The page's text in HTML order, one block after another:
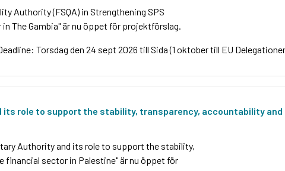
Authority (FSQA) in Strengthening SPS
The Gambia" är nu öppet för projektförslag.
Torsdag den 24 sept 2026 till Sida (1 oktober till EU
its role to support the stability, transparency, accountability
Authority and its role to support the stability,
sector in Palestine" är nu öppet för